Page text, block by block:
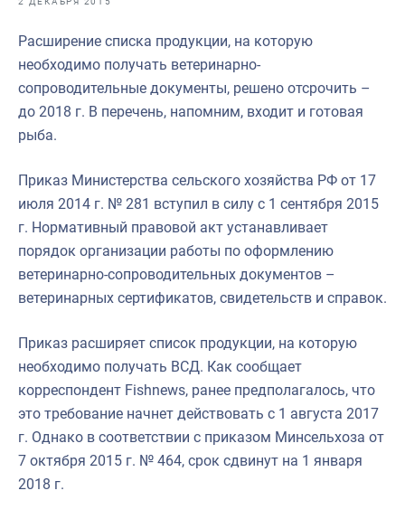
Выставки и конференции
Рыбоохрана России
Инфографика
Укрепление духовно-нравственных ценностей
События в России и мире
Расширение списка продукции, на которую
необходимо получать ветеринарно-
сопроводительные документы, решено отсрочить –
до 2018 г. В перечень, напомним, входит и готовая
рыба.
Приказ Министерства сельского хозяйства РФ от 17
июля 2014 г. № 281 вступил в силу с 1 сентября 2015
г. Нормативный правовой акт устанавливает
порядок организации работы по оформлению
ветеринарно-сопроводительных документов –
ветеринарных сертификатов, свидетельств и справок.
Приказ расширяет список продукции, на которую
необходимо получать ВСД. Как сообщает
корреспондент Fishnews, ранее предполагалось, что
это требование начнет действовать с 1 августа 2017
г. Однако в соответствии с приказом Минсельхоза от
7 октября 2015 г. № 464, срок сдвинут на 1 января
2018 г.